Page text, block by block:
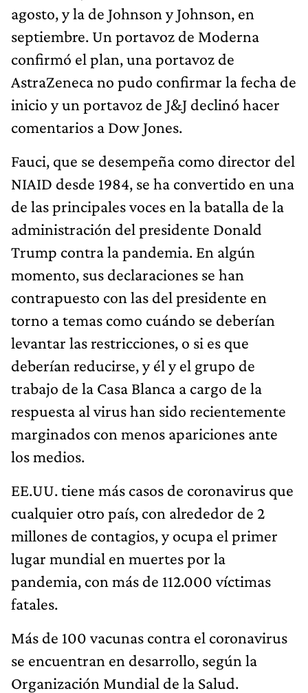
agosto, y la de Johnson y Johnson, en
septiembre. Un portavoz de Moderna
confirmó el plan, una portavoz de
AstraZeneca no pudo confirmar la fecha de
inicio y un portavoz de J&J declinó hacer
comentarios a Dow Jones.
Fauci, que se desempeña como director del
NIAID desde 1984, se ha convertido en una
de las principales voces en la batalla de la
administración del presidente Donald
Trump contra la pandemia. En algún
momento, sus declaraciones se han
contrapuesto con las del presidente en
torno a temas como cuándo se deberían
levantar las restricciones, o si es que
deberían reducirse, y él y el grupo de
trabajo de la Casa Blanca a cargo de la
respuesta al virus han sido recientemente
marginados con menos apariciones ante
los medios.
EE.UU. tiene más casos de coronavirus que
cualquier otro país, con alrededor de 2
millones de contagios, y ocupa el primer
lugar mundial en muertes por la
pandemia, con más de 112.000 víctimas
fatales.
Más de 100 vacunas contra el coronavirus
se encuentran en desarrollo, según la
Organización Mundial de la Salud.